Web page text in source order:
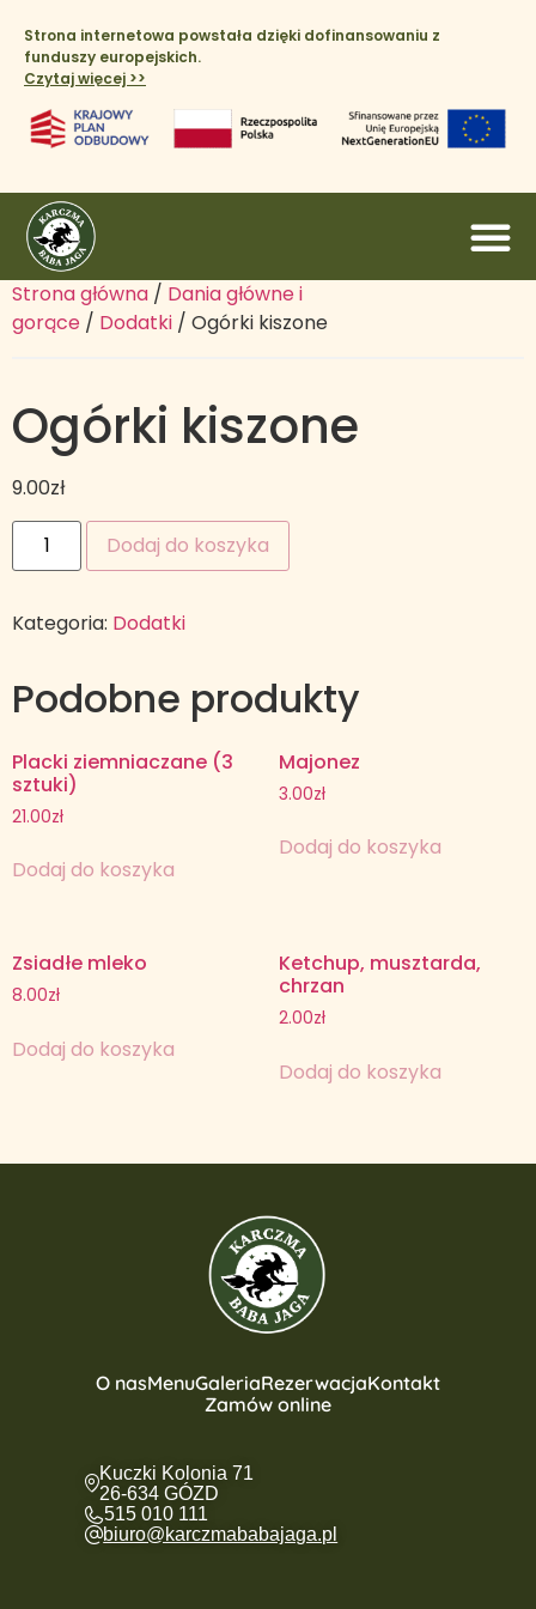
Strona internetowa powstała dzięki dofinansowaniu z
funduszy europejskich.
Czytaj więcej >>​
Strona główna / Dania główne i
gorące / Dodatki / Ogórki kiszone
Ogórki kiszone
9.00zł
Dodaj do koszyka
Kategoria: Dodatki
Podobne produkty
Placki ziemniaczane (3
sztuki)
21.00zł
Dodaj do koszyka
Majonez
3.00zł
Dodaj do koszyka
Zsiadłe mleko
8.00zł
Dodaj do koszyka
Ketchup, musztarda,
chrzan
2.00zł
Dodaj do koszyka
O nasMenuGaleriaRezerwacjaKontakt
Zamów online
Kuczki Kolonia 71
26-634 GÓZD
515 010 111
biuro@karczmababajaga.pl